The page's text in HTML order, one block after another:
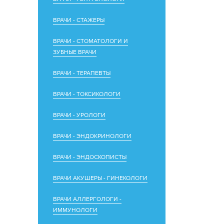
ВРАЧИ - СТАЖЕРЫ
ВРАЧИ - СТОМАТОЛОГИ И
ЗУБНЫЕ ВРАЧИ
ВРАЧИ - ТЕРАПЕВТЫ
ВРАЧИ - ТОКСИКОЛОГИ
ВРАЧИ - УРОЛОГИ
ВРАЧИ - ЭНДОКРИНОЛОГИ
ВРАЧИ - ЭНДОСКОПИСТЫ
ВРАЧИ АКУШЕРЫ - ГИНЕКОЛОГИ
ВРАЧИ АЛЛЕРГОЛОГИ -
ИММУНОЛОГИ